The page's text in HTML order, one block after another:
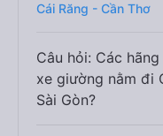
Cái Răng - Cần Thơ
Câu hỏi: Các
xe giường nằm đi
Sài Gòn?